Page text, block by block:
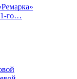
го…